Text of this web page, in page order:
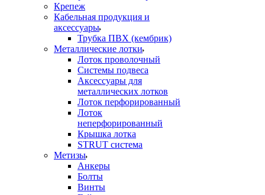
Крепеж
Кабельная продукция и
аксессуары
Трубка ПВХ (кембрик)
Металлические лотки
Лоток проволочный
Системы подвеса
Аксессуары для
металлических лотков
Лоток перфорированный
Лоток
неперфорированный
Крышка лотка
STRUT система
Метизы
Анкеры
Болты
Винты